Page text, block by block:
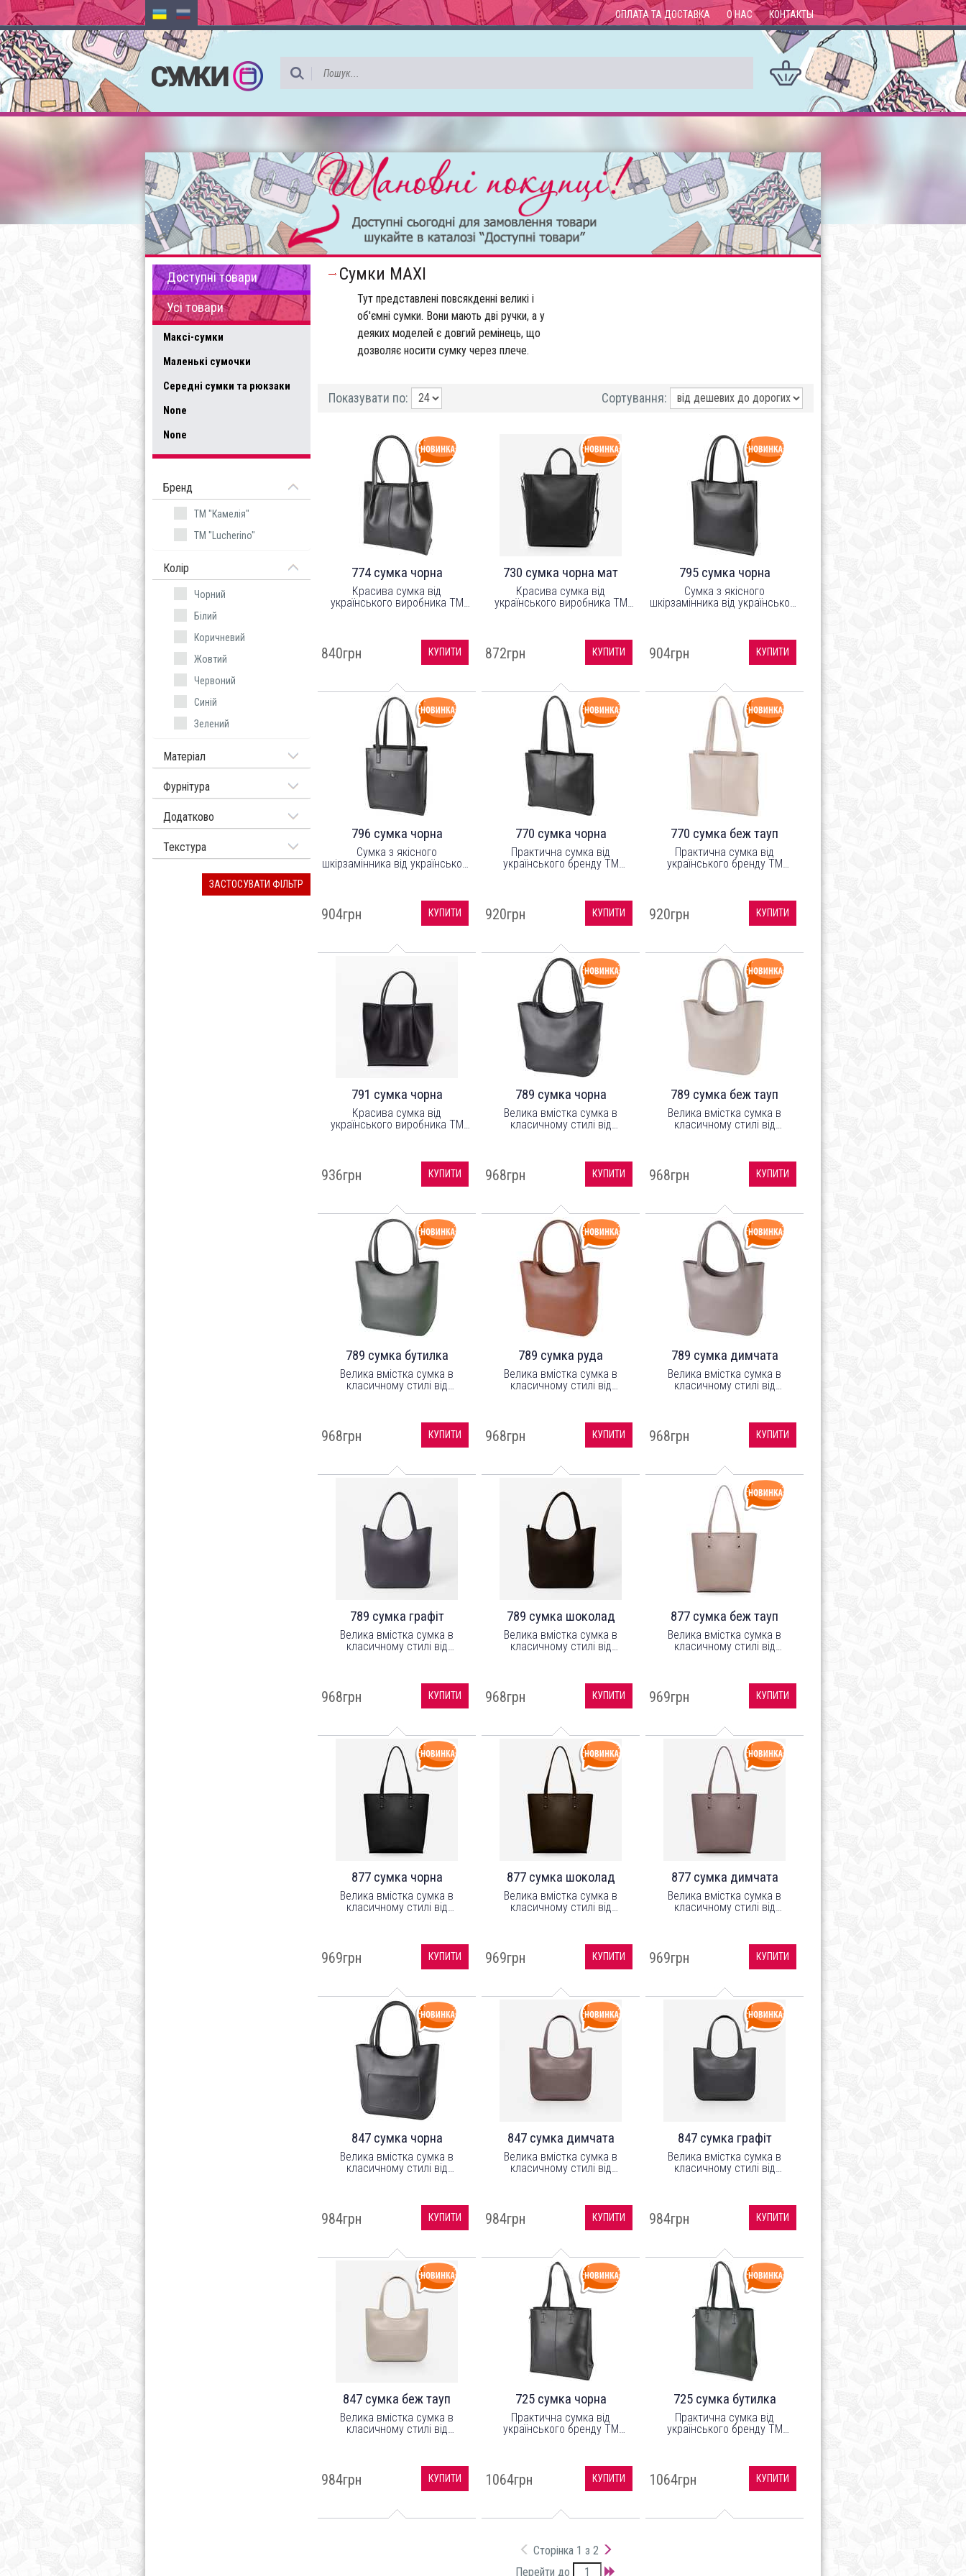
ОПЛАТА ТА ДОСТАВКА О НАС КОНТАКТЫ
Доступні товари
Усі товари
Максі-сумки
Маленькі сумочки
Середні сумки та рюкзаки
None
None
Бренд
TM "Камелія"
TM "Lucherino"
Колір
Чорний
Білий
Коричневий
Жовтий
Червоний
Синій
Зелений
Матеріал
Фурнітура
Додатково
Текстура
ЗАСТОСУВАТИ ФІЛЬТР
Сумки MAXI
Тут представлені повсякденні великі і
об'ємні сумки. Вони мають дві ручки, а у
деяких моделей є довгий ремінець, що
дозволяє носити сумку через плече.
Показувати по: Сортування:
774 сумка чорна
Красива сумка від
українського виробника ТМ
шкірзамінника та надійної
міцної підкладки.
840грн КУПИТИ
730 сумка чорна мат
Красива сумка від
українського виробника ТМ
та надійної міцної підкладки.
872грн КУПИТИ
795 сумка чорна
Сумка з якісного
шкірзамінника від українського
904грн КУПИТИ
796 сумка чорна
Сумка з якісного
шкірзамінника від українського
904грн КУПИТИ
770 сумка чорна
Практична сумка від
українського бренду ТМ
та якісної надійної фурнітури.
920грн КУПИТИ
770 сумка беж тауп
Практична сумка від
українського бренду ТМ
та якісної надійної фурнітури.
920грн КУПИТИ
791 сумка чорна
Красива сумка від
українського виробника ТМ
шкірзамінника та надійної
міцної підкладки.
936грн КУПИТИ
789 сумка чорна
Велика вмістка сумка в
класичному стилі від
шкірозамінника високої якості
з легким відблиском, а
підкладка з цупкого
968грн КУПИТИ
789 сумка беж тауп
Велика вмістка сумка в
класичному стилі від
шкірозамінника високої якості
з легким відблиском, а
підкладка з цупкого
968грн КУПИТИ
789 сумка бутилка
Велика вмістка сумка в
класичному стилі від
шкірозамінника високої якості
з легким відблиском, а
підкладка з цупкого
968грн КУПИТИ
789 сумка руда
Велика вмістка сумка в
класичному стилі від
шкірозамінника високої якості
з легким відблиском, а
підкладка з цупкого
968грн КУПИТИ
789 сумка димчата
Велика вмістка сумка в
класичному стилі від
шкірозамінника високої якості
з легким відблиском, а
підкладка з цупкого
968грн КУПИТИ
789 сумка графіт
Велика вмістка сумка в
класичному стилі від
шкірозамінника високої якості
з легким відблиском, а
підкладка з цупкого
968грн КУПИТИ
789 сумка шоколад
Велика вмістка сумка в
класичному стилі від
шкірозамінника високої якості
з легким відблиском, а
підкладка з цупкого
968грн КУПИТИ
877 сумка беж тауп
Велика вмістка сумка в
класичному стилі від
шкірозамінника високої якості
з легким відблиском, а
підкладка з цупкого
969грн КУПИТИ
877 сумка чорна
Велика вмістка сумка в
класичному стилі від
шкірозамінника високої якості
з легким відблиском, а
підкладка з цупкого
969грн КУПИТИ
877 сумка шоколад
Велика вмістка сумка в
класичному стилі від
шкірозамінника високої якості
з легким відблиском, а
підкладка з цупкого
969грн КУПИТИ
877 сумка димчата
Велика вмістка сумка в
класичному стилі від
шкірозамінника високої якості
з легким відблиском, а
підкладка з цупкого
969грн КУПИТИ
847 сумка чорна
Велика вмістка сумка в
класичному стилі від
шкірозамінника високої якості
з легким відблиском, а
підкладка з цупкого
984грн КУПИТИ
847 сумка димчата
Велика вмістка сумка в
класичному стилі від
шкірозамінника високої якості
з легким відблиском, а
підкладка з цупкого
984грн КУПИТИ
847 сумка графіт
Велика вмістка сумка в
класичному стилі від
шкірозамінника високої якості
з легким відблиском, а
підкладка з цупкого
984грн КУПИТИ
847 сумка беж тауп
Велика вмістка сумка в
класичному стилі від
шкірозамінника високої якості
з легким відблиском, а
підкладка з цупкого
984грн КУПИТИ
725 сумка чорна
Практична сумка від
українського бренду ТМ
та якісної надійної фурнітури.
1064грн КУПИТИ
725 сумка бутилка
Практична сумка від
українського бренду ТМ
та якісної надійної фурнітури.
1064грн КУПИТИ
Сторінка 1 з 2
Перейти до